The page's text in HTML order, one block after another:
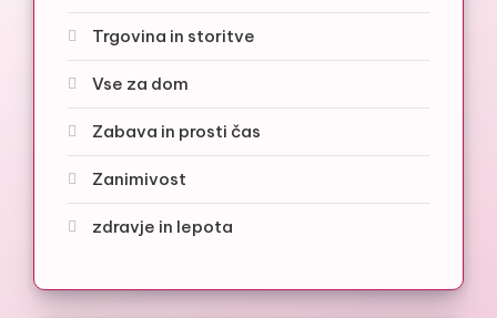
Trgovina in storitve
Vse za dom
Zabava in prosti čas
Zanimivost
zdravje in lepota